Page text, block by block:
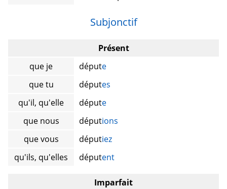
Subjonctif
Présent
que je
députe
que tu
députes
qu'il, qu'elle
députe
que nous
députions
que vous
députiez
qu'ils, qu'elles
députent
Imparfait